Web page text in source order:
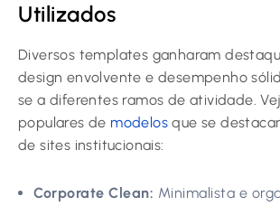
Utilizados
Diversos templates ganharam
design envolvente e desempenho
se a diferentes ramos de atividade.
populares de modelos que se
de sites institucionais:
Corporate Clean: Minimalista e